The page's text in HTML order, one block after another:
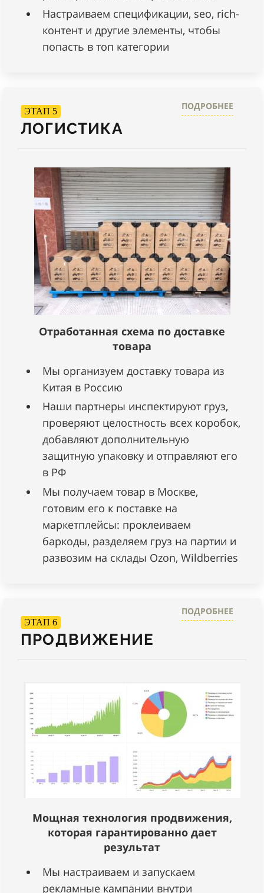
Настраиваем спецификации, seo, rich-
контент и другие элементы, чтобы
попасть в топ категории
ЭТАП 5
ЛОГИСТИКА
ПОДРОБНЕЕ
Отработанная схема по доставке
товара
Мы организуем доставку товара из
Китая в Россию
Наши партнеры инспектируют груз,
проверяют целостность всех коробок,
добавляют дополнительную
защитную упаковку и отправляют его
в РФ
Мы получаем товар в Москве,
готовим его к поставке на
маркетплейсы: проклеиваем
баркоды, разделяем груз на партии и
развозим на склады Ozon, Wildberries
ЭТАП 6
ПРОДВИЖЕНИЕ
ПОДРОБНЕЕ
Мощная технология продвижения,
которая гарантированно дает
результат
Мы настраиваем и запускаем
рекламные кампании внутри